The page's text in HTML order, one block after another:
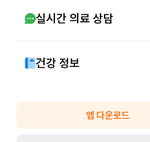
실시간 의료 상담
건강 정보
앱 다운로드